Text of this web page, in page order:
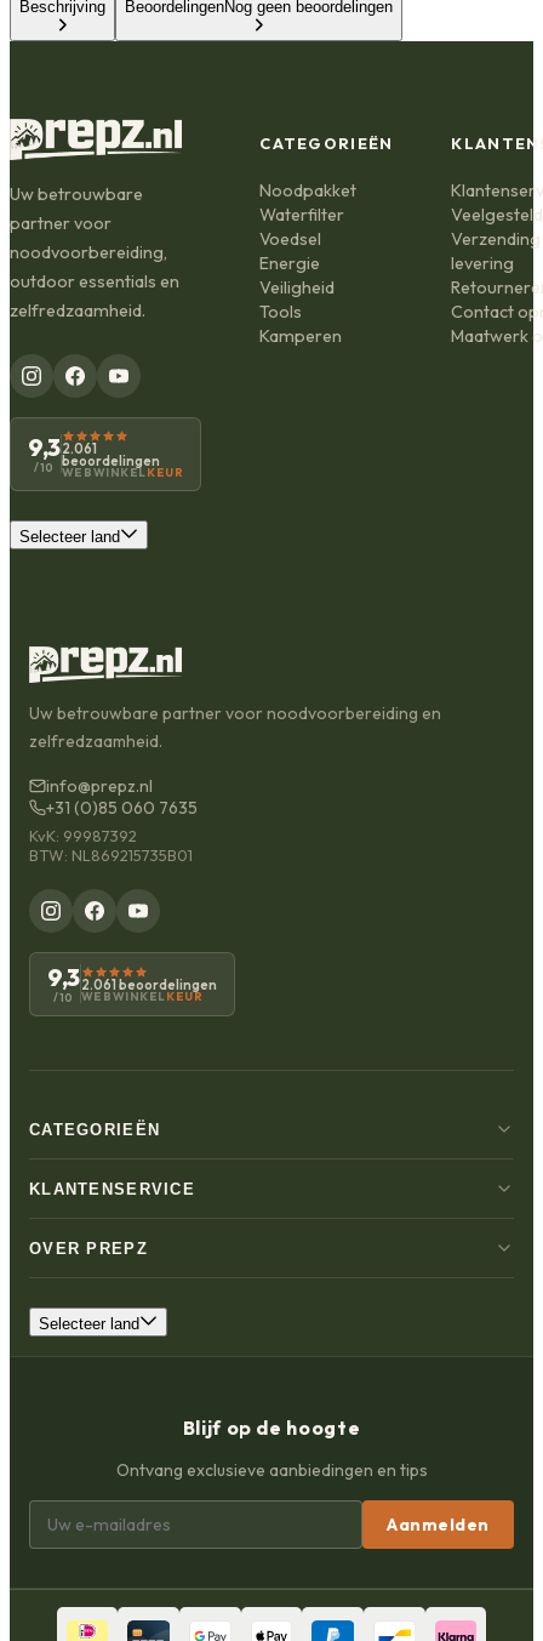
Beschrijving BeoordelingenNog geen beoordelingen
Uw betrouwbare
partner voor
noodvoorbereiding,
outdoor essentials en
zelfredzaamheid.
9,3
/10
2.061
beoordelingen
WEBWINKEL KEUR
Selecteer land
CATEGORIEËN
Noodpakket
Waterfilter
Voedsel
Energie
Veiligheid
Tools
Kamperen
Verzending
levering
Contact
Maatwerk
Uw betrouwbare partner voor noodvoorbereiding en
zelfredzaamheid.
info@prepz.nl
+31 (0)85 060 7635
KvK: 99987392
BTW: NL869215735B01
9,3
/10
2.061 beoordelingen
WEBWINKELKEUR
CATEGORIEËN
KLANTENSERVICE
OVER PREPZ
Selecteer land
Blijf op de hoogte
Ontvang exclusieve aanbiedingen en tips
Aanmelden